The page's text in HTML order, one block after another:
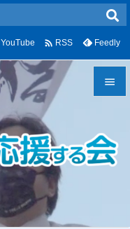


サイド
YouTube  RSS Feedly